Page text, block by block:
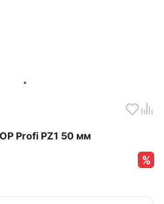
Profi PZ1 50 мм